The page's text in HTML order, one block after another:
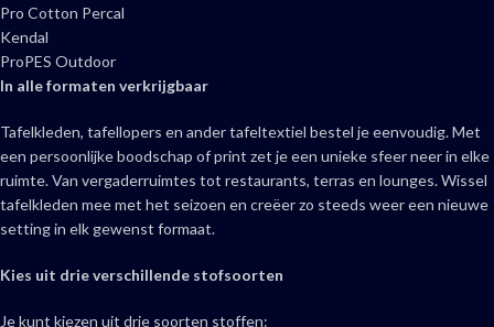
Pro Cotton Percal
Kendal
ProPES Outdoor
In alle formaten verkrijgbaar
Tafelkleden, tafellopers en ander tafeltextiel bestel je eenvoudig. Met
een persoonlijke boodschap of print zet je een unieke sfeer neer in elke
ruimte. Van vergaderruimtes tot restaurants, terras en lounges. Wissel
tafelkleden mee met het seizoen en creëer zo steeds weer een nieuwe
setting in elk gewenst formaat.
Kies uit drie verschillende stofsoorten
Je kunt kiezen uit drie soorten stoffen: